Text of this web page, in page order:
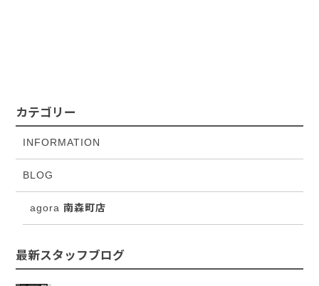
カテゴリー
INFORMATION
BLOG
agora 南森町店
最新スタッフブログ